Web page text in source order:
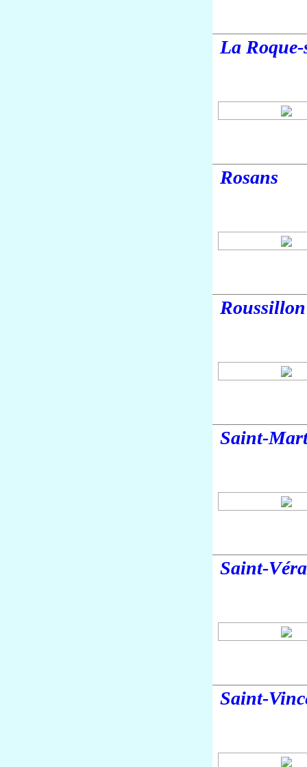
La
Rosans
Roussillon
Saint-
Saint-
Saint-